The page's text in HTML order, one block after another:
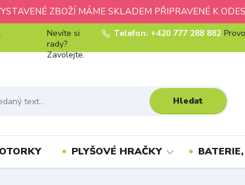
ZBOŽÍ MÁME SKLADEM PŘIPRAVENÉ K
Hledat
Nevíte si
rady?
Zavolejte.
Telefon: +420 777 288 882
PLYŠOVÉ HRAČKY